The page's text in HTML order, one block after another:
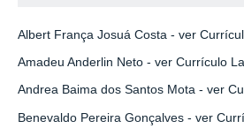
Albert França Josuá Costa - ver
Amadeu Anderlin Neto - ver Currículo
Andrea Baima dos Santos Mota - ver
Benevaldo Pereira Gonçalves - ver